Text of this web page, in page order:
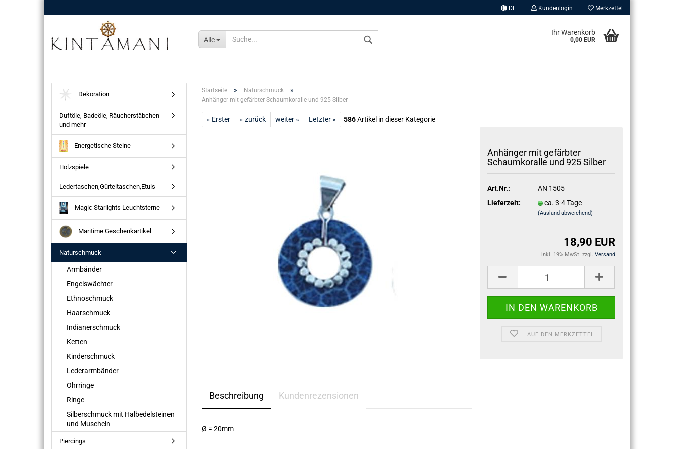
DE Kundenlogin
Passwort vergessen?
Merkzettel
Alle
Ihr Warenkorb
0,00 EUR
Startseite » Naturschmuck »
Anhänger mit gefärbter Schaumkoralle und 925 Silber
« Erster « zurück weiter » Letzter » 586Artikel in dieser Kategorie
An­hän­ger mit ge­färb­ter
Schaum­ko­ral­le und 925 Sil­ber
Art.Nr.:
AN 1505
Lieferzeit:
ca. 3-4 Tage
(Ausland abweichend)
18,90 EUR
inkl. 19% MwSt. zzgl. Versand
AUF DEN MERKZETTEL
Beschreibung Kundenrezensionen
Ø = 20mm
Dekoration
Duftöle, Badeöle, Räucherstäbchen
und mehr
Energetische Steine
Holzspiele
Ledertaschen,Gürteltaschen,Etuis
Magic Starlights Leuchtsterne
Maritime Geschenkartikel
Naturschmuck
Armbänder
Engelswächter
Ethnoschmuck
Haarschmuck
Indianerschmuck
Ketten
Kinderschmuck
Lederarmbänder
Ohrringe
Ringe
Silberschmuck mit Halbedelsteinen
und Muscheln
Piercings